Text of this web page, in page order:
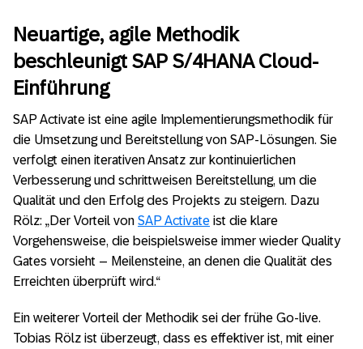
Neuartige, agile Methodik
beschleunigt SAP S/4HANA Cloud-
Einführung
SAP Activate ist eine agile Implementierungsmethodik für
die Umsetzung und Bereitstellung von SAP-Lösungen. Sie
verfolgt einen iterativen Ansatz zur kontinuierlichen
Verbesserung und schrittweisen Bereitstellung, um die
Qualität und den Erfolg des Projekts zu steigern. Dazu
Rölz: „Der Vorteil von SAP Activate ist die klare
Vorgehensweise, die beispielsweise immer wieder Quality
Gates vorsieht – Meilensteine, an denen die Qualität des
Erreichten überprüft wird.“
Ein weiterer Vorteil der Methodik sei der frühe Go-live.
Tobias Rölz ist überzeugt, dass es effektiver ist, mit einer